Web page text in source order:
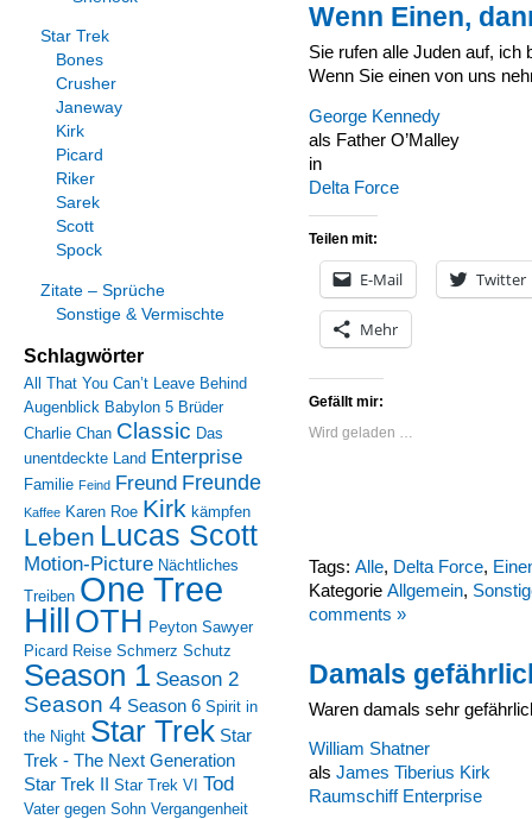
Wenn Einen,
Sie rufen alle Juden auf,
Wenn Sie einen von uns
George Kennedy
als Father O’Malley
in
Delta Force
Teilen mit:
E-Mail Twitter
Mehr
Gefällt mir:
Wird geladen …
Tags: Alle, Delta Force,
Kategorie Allgemein,
comments »
Damals
Waren damals sehr
William Shatner
als James Tiberius Kirk
Raumschiff Enterprise
Star Trek
Bones
Crusher
Janeway
Kirk
Picard
Riker
Sarek
Scott
Spock
Zitate – Sprüche
Sonstige & Vermischte
Schlagwörter
All That You Can’t Leave Behind
Augenblick Babylon 5 Brüder
Charlie Chan Classic Das
unentdeckte Land Enterprise
Familie Feind Freund Freunde
Kaffee Karen Roe Kirk kämpfen
Leben Lucas Scott
Motion-Picture Nächtliches
Treiben One Tree
Hill OTH Peyton Sawyer
Picard Reise Schmerz Schutz
Season 1 Season 2
Season 4 Season 6 Spirit in
the Night Star Trek Star
Trek - The Next Generation
Star Trek II Star Trek VI Tod
Vater gegen Sohn Vergangenheit